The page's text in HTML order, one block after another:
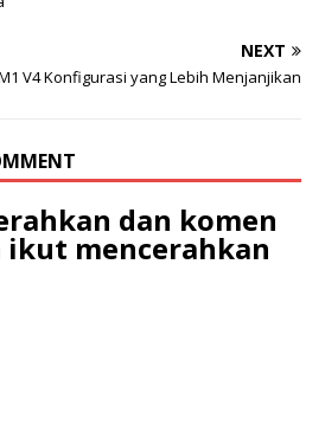
NEXT
V4 Konfigurasi yang Lebih Menjanjikan
dan komen
ikut mencerahkan